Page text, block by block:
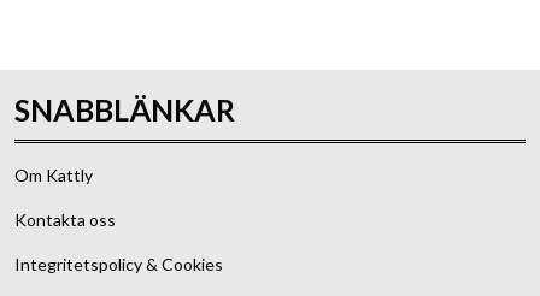
SNABBLÄNKAR
Om Kattly
Kontakta oss
Integritetspolicy & Cookies